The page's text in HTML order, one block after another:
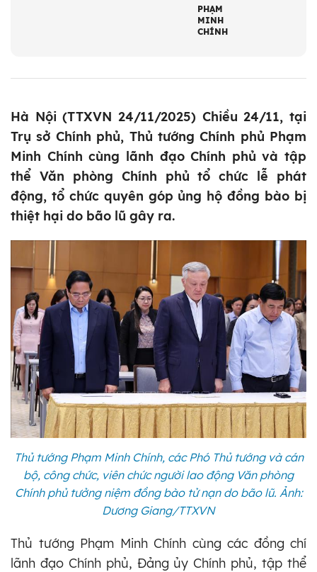
PHẠM
MINH
CHÍNH
Hà Nội (TTXVN 24/11/2025) Chiều 24/11, tại
Trụ sở Chính phủ, Thủ tướng Chính phủ Phạm
Minh Chính cùng lãnh đạo Chính phủ và tập
thể Văn phòng Chính phủ tổ chức lễ phát
động, tổ chức quyên góp ủng hộ đồng bào bị
thiệt hại do bão lũ gây ra.
Thủ tướng Phạm Minh Chính, các Phó Thủ tướng và cán
bộ, công chức, viên chức người lao động Văn phòng
Chính phủ tưởng niệm đồng bào tử nạn do bão lũ. Ảnh:
Dương Giang/TTXVN
Thủ tướng Phạm Minh Chính cùng các đồng chí
lãnh đạo Chính phủ, Đảng ủy Chính phủ, tập thể